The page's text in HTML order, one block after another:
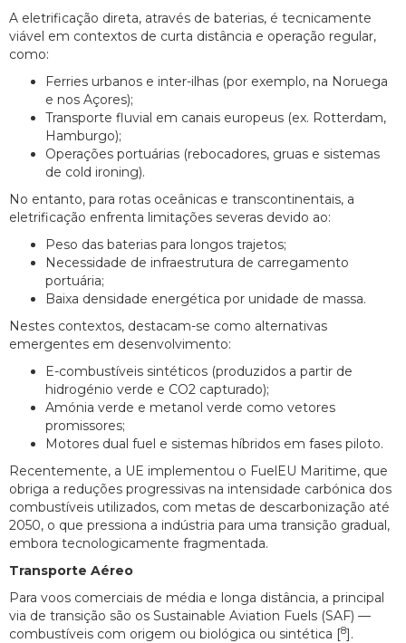
A eletrificação direta, através de baterias, é tecnicamente
viável em contextos de curta distância e operação regular,
como:
Ferries urbanos e inter-ilhas (por exemplo, na Noruega
e nos Açores);
Transporte fluvial em canais europeus (ex. Rotterdam,
Hamburgo);
Operações portuárias (rebocadores, gruas e sistemas
de cold ironing).
No entanto, para rotas oceânicas e transcontinentais, a
eletrificação enfrenta limitações severas devido ao:
Peso das baterias para longos trajetos;
Necessidade de infraestrutura de carregamento
portuária;
Baixa densidade energética por unidade de massa.
Nestes contextos, destacam-se como alternativas
emergentes em desenvolvimento:
E-combustíveis sintéticos (produzidos a partir de
hidrogénio verde e CO2 capturado);
Amónia verde e metanol verde como vetores
promissores;
Motores dual fuel e sistemas híbridos em fases piloto.
Recentemente, a UE implementou o FuelEU Maritime, que
obriga a reduções progressivas na intensidade carbónica dos
combustíveis utilizados, com metas de descarbonização até
2050, o que pressiona a indústria para uma transição gradual,
embora tecnologicamente fragmentada.
Transporte Aéreo
Para voos comerciais de média e longa distância, a principal
via de transição são os Sustainable Aviation Fuels (SAF) —
combustíveis com origem ou biológica ou sintética [8].